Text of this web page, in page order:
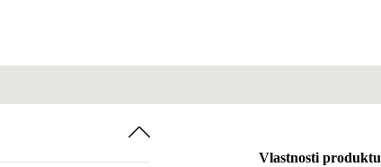
Vlastnosti produktu